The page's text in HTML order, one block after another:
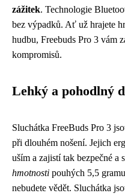
zážitek. Technologie
bez výpadků. Ať už hrajete
hudbu, Freebuds Pro 3 vám
kompromisů.
Lehký a pohodlný
Sluchátka FreeBuds Pro 3
při dlouhém nošení. Jejich
uším a zajistí tak bezpečné
hmotnosti pouhých 5,5
nebudete vědět. Sluchátka